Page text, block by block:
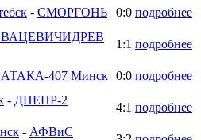
- СМОРГОНЬ 0:0 подробнее
1:1 подробнее
АТАКА-407 Минск 0:0 подробнее
- ДНЕПР-2
4:1 подробнее
- АФВиС